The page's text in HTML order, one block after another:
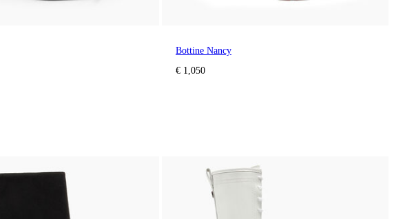
Bottine Nancy
€ 1,050